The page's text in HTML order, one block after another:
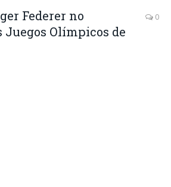
Federer no
Juegos Olímpicos de
0